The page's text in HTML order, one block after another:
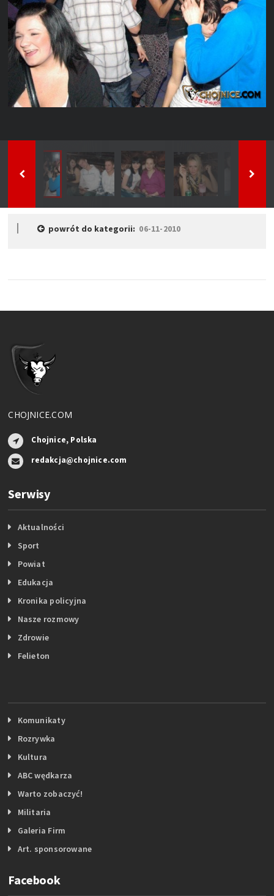
powrót do kategorii: 06-11-2010
CHOJNICE.COM
Chojnice, Polska
redakcja@chojnice.com
Serwisy
Aktualności
Sport
Powiat
Edukacja
Kronika policyjna
Nasze rozmowy
Zdrowie
Felieton
Komunikaty
Rozrywka
Kultura
ABC wędkarza
Warto zobaczyć!
Militaria
Galeria Firm
Art. sponsorowane
Facebook